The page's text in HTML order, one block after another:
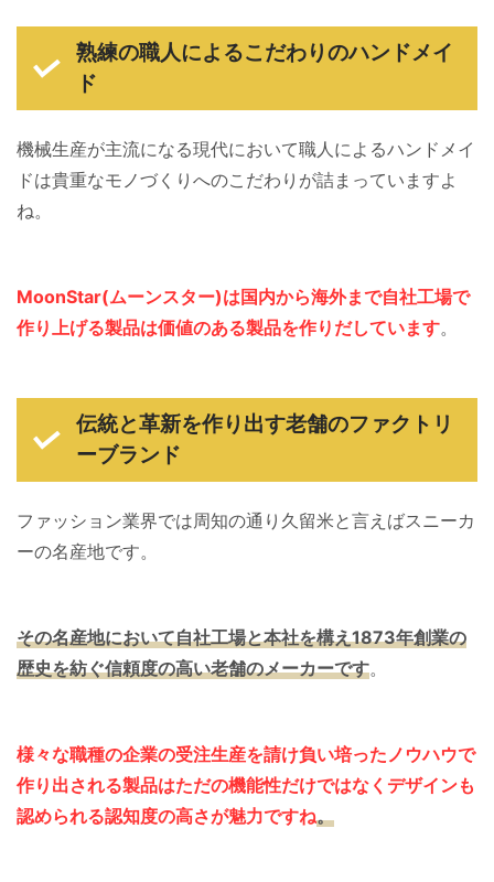
熟練の職人によるこだわりのハンドメイ
ド
機械生産が主流になる現代において職人によるハンドメイ
ドは貴重なモノづくりへのこだわりが詰まっていますよ
ね。
MoonStar(ムーンスター)は国内から海外まで自社工場で
作り上げる製品は価値のある製品を作りだしています。
伝統と革新を作り出す老舗のファクトリ
ーブランド
ファッション業界では周知の通り久留米と言えばスニーカ
ーの名産地です。
その名産地において自社工場と本社を構え1873年創業の
歴史を紡ぐ信頼度の高い老舗のメーカーです。
様々な職種の企業の受注生産を請け負い培ったノウハウで
作り出される製品はただの機能性だけではなくデザインも
認められる認知度の高さが魅力ですね。